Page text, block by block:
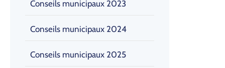
Conseils municipaux 2023
Conseils municipaux 2024
Conseils municipaux 2025